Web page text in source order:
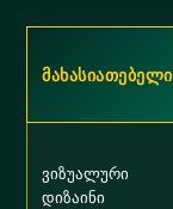
მახასიათებელი
ვიზუალური
დიზაინი